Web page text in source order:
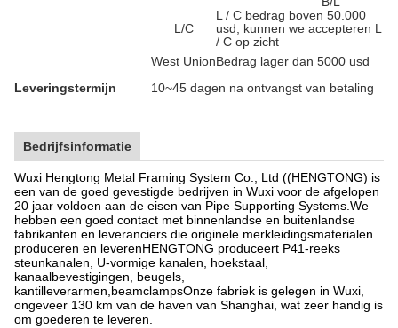
L/C
L / C bedrag boven 50.000
usd, kunnen we accepteren L
/ C op zicht
West UnionBedrag lager dan 5000 usd
Leveringstermijn
10~45 dagen na ontvangst van betaling
Bedrijfsinformatie
Wuxi Hengtong Metal Framing System Co., Ltd ((HENGTONG) is
een van de goed gevestigde bedrijven in Wuxi voor de afgelopen
20 jaar voldoen aan de eisen van Pipe Supporting Systems.We
hebben een goed contact met binnenlandse en buitenlandse
fabrikanten en leveranciers die originele merkleidingsmaterialen
produceren en leverenHENGTONG produceert P41-reeks
steunkanalen, U-vormige kanalen, hoekstaal,
kanaalbevestigingen, beugels,
kantilleverarmen,beamclampsOnze fabriek is gelegen in Wuxi,
ongeveer 130 km van de haven van Shanghai, wat zeer handig is
om goederen te leveren.